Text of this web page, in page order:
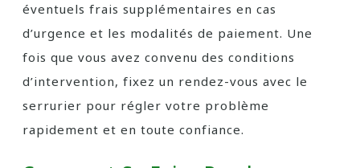
éventuels frais supplémentaires en cas
d’urgence et les modalités de paiement. Une
fois que vous avez convenu des conditions
d’intervention, fixez un rendez-vous avec le
serrurier pour régler votre problème
rapidement et en toute confiance.